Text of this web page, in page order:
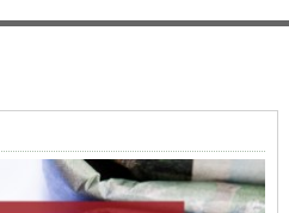
Le général Amara Camara assume les